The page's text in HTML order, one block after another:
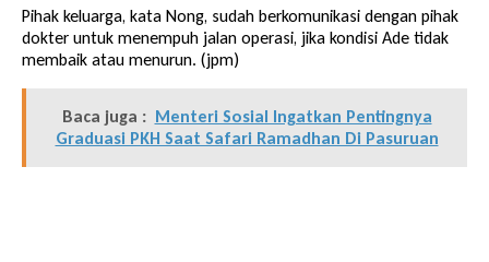
Pihak keluarga, kata Nong, sudah berkomunikasi dengan pihak
dokter untuk menempuh jalan operasi, jika kondisi Ade tidak
membaik atau menurun. (jpm)
Baca juga : Menteri Sosial Ingatkan Pentingnya
Graduasi PKH Saat Safari Ramadhan Di Pasuruan